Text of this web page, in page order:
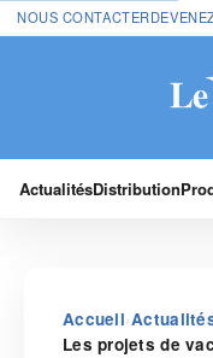
NOUS CONTACTER
ActualitésDistribution
Accueil›
Les projets de